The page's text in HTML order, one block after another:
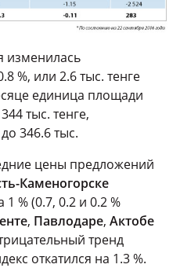
изменилась
%, или 2.6 тыс. тенге
единица площади
тыс. тенге,
346.6 тыс.
цены предложений
Каменогорске
% (0.7, 0.2 и 0.2 %
, Павлодаре, Актобе
тренд
откатился на 1.3 %.